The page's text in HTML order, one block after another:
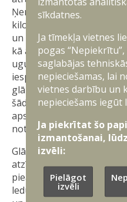
Ņemot vērā to, ka
kilometrus no krasta,
un iesaistītajiem bija
kā arī tumšos un
ugunsdzēsēju glābēju
iespējama. Jāpiebilst, ka
glābšanas darbus tikai
šādiem gadījumiem
apsardzes dienests
notiek cieša sadarbība
Glābšanas helikoptera
atzīta par nedrošu.
pieaugošos riskus,
ledus klases kuģus — SIA
sīkdatnes.
Ja tīmekļa vietnes
pogas
saglabājas
nepieciešamas, lai
vietnes darbību un
nepieciešams
Ja piekrītat šo
izmantošanai,
izvēli:
Pielāgot
izvēli